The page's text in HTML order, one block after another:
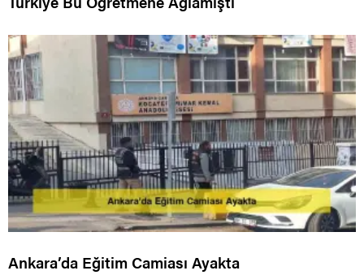
Ankara’da Eğitim Camiası Ayakta